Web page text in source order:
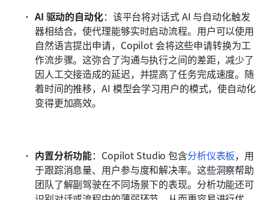
AI 驱动的自动化：该平台将对话式 AI 与自动化触发
器相结合，使代理能够实时启动流程。用户可以使用
自然语言提出申请，Copilot 会将这些申请转换为工
作流步骤。这弥合了沟通与执行之间的差距，减少了
因人工交接造成的延迟，并提高了任务完成速度。随
着时间的推移，AI 模型会学习用户的模式，使自动化
变得更加高效。
内置分析功能：Copilot Studio 包含分析仪表板，用
于跟踪消息量、用户参与度和解决率。这些洞察帮助
团队了解副驾驶在不同场景下的表现。分析功能还可